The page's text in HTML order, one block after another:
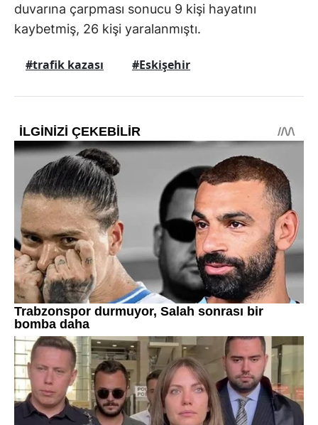
duvarına çarpması sonucu 9 kişi hayatını
kaybetmiş, 26 kişi yaralanmıştı.
#trafik kazası #Eskişehir